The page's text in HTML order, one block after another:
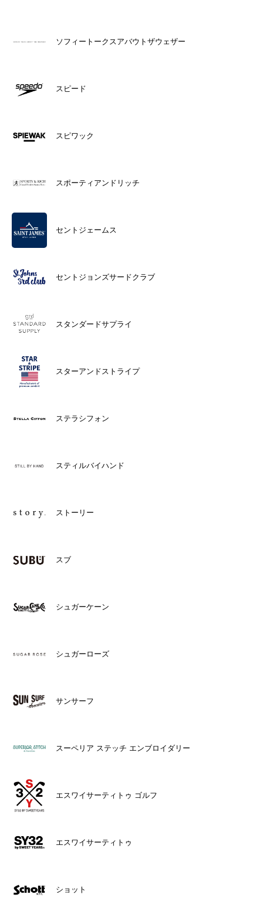
ソフィートークスアバウトザウェザー
スピード
スピワック
スポーティアンドリッチ
セントジェームス
セントジョンズサードクラブ
スタンダードサプライ
スターアンドストライプ
ステラシフォン
スティルバイハンド
ストーリー
スブ
シュガーケーン
シュガーローズ
サンサーフ
スーペリア ステッチ エンブロイダリー
エスワイサーティトゥ ゴルフ
エスワイサーティトゥ
ショット